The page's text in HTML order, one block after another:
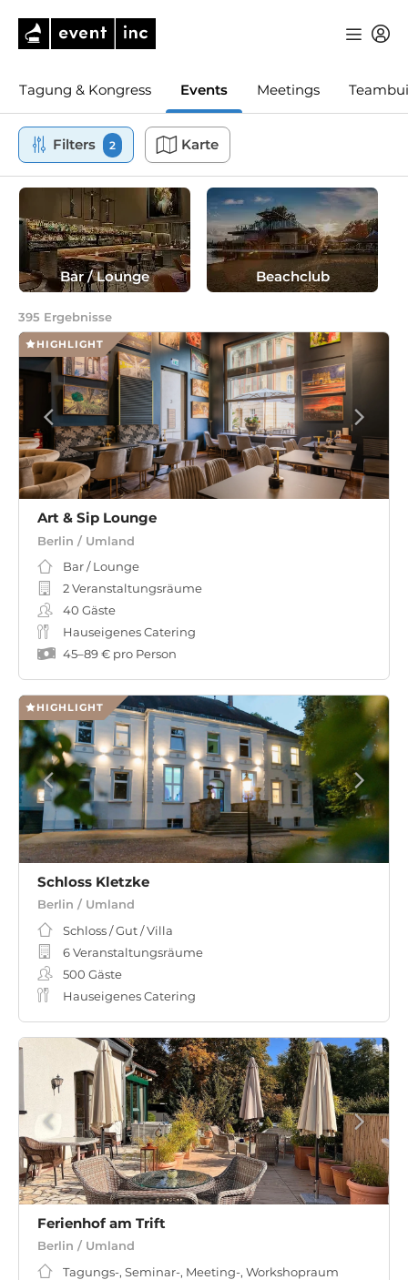
Tagung & Kongress Events Meetings
Filters 2 Karte
Bar / Lounge Beachclub
395 Ergebnisse
HIGHLIGHT
Art & Sip Lounge
Berlin / Umland
Bar / Lounge
2 Veranstaltungsräume
40 Gäste
Hauseigenes Catering
45–89 € pro Person
HIGHLIGHT
Schloss Kletzke
Berlin / Umland
Schloss / Gut / Villa
6 Veranstaltungsräume
500 Gäste
Hauseigenes Catering
Ferienhof am Trift
Berlin / Umland
Tagungs-, Seminar-, Meeting-, Workshopraum